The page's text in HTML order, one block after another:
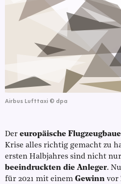
Airbus Lufttaxi © dpa
Der europäische
Krise alles richtig gemacht zu
ersten Halbjahres sind nicht
beeindruckten die Anleger.
für 2021 mit einem Gewinn vor